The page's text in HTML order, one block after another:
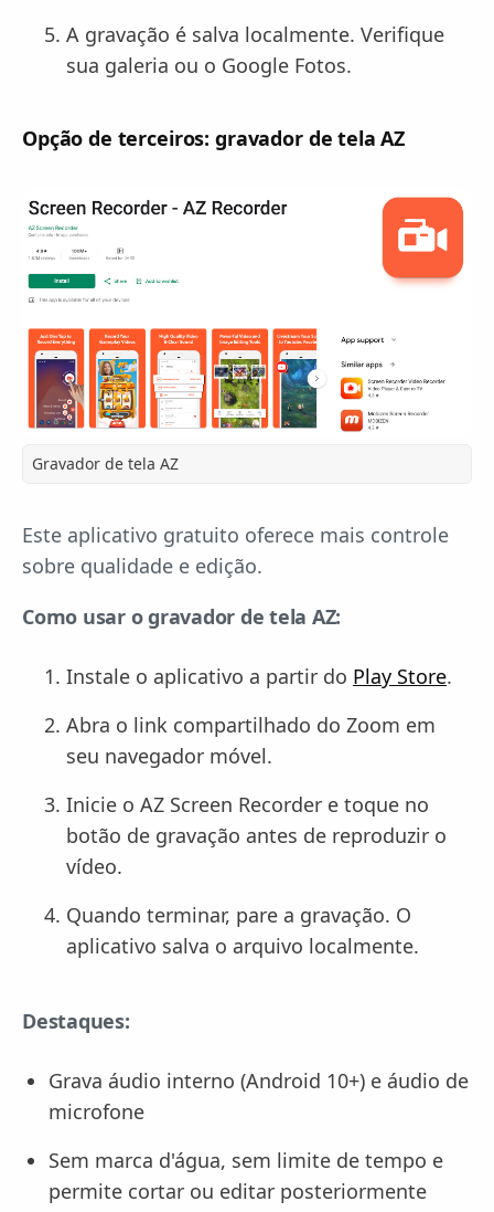
A gravação é salva localmente. Verifique
sua galeria ou o Google Fotos.
Opção de terceiros: gravador de tela AZ
Gravador de tela AZ
Este aplicativo gratuito oferece mais controle
sobre qualidade e edição.
Como usar o gravador de tela AZ:
Instale o aplicativo a partir do Play Store.
Abra o link compartilhado do Zoom em
seu navegador móvel.
Inicie o AZ Screen Recorder e toque no
botão de gravação antes de reproduzir o
vídeo.
Quando terminar, pare a gravação. O
aplicativo salva o arquivo localmente.
Destaques:
Grava áudio interno (Android 10+) e áudio de
microfone
Sem marca d'água, sem limite de tempo e
permite cortar ou editar posteriormente